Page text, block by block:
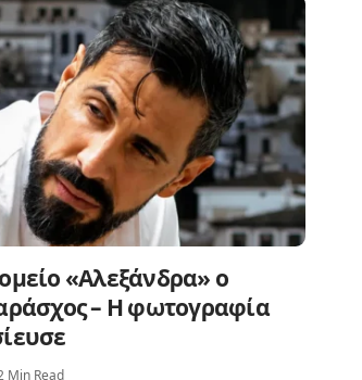
«Αλεξάνδρα» ο
– Η φωτογραφία
Min Read